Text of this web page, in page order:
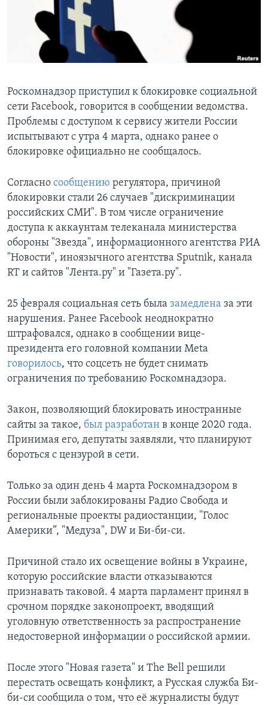
Learning English
СОЦИАЛЬНЫЕ СЕТИ
Языки
Роскомнадзор приступил к блокировке социальной
сети Facebook, говорится в сообщении ведомства.
Проблемы с доступом к сервису жители России
испытывают с утра 4 марта, однако ранее о
блокировке официально не сообщалось.
Согласно сообщению регулятора, причиной
блокировки стали 26 случаев "дискриминации
российских СМИ". В том числе ограничение
доступа к аккаунтам телеканала министерства
обороны "Звезда", информационного агентства РИА
"Новости", иноязычного агентства Sputnik, канала
RT и сайтов "Лента.ру" и "Газета.ру".
25 февраля социальная сеть была замедлена за эти
нарушения. Ранее Facebook неоднократно
штрафовался, однако в сообщении вице-
президента его головной компании Meta
говорилось, что соцсеть не будет снимать
ограничения по требованию Роскомнадзора.
Закон, позволяющий блокировать иностранные
сайты за такое, был разработан в конце 2020 года.
Принимая его, депутаты заявляли, что планируют
бороться с цензурой в сети.
Только за один день 4 марта Роскомнадзором в
России были заблокированы Радио Свобода и
региональные проекты радиостанции, "Голос
Америки”, "Медуза", DW и Би-би-си.
Причиной стало их освещение войны в Украине,
которую российские власти отказываются
признавать таковой. 4 марта парламент принял в
срочном порядке законопроект, вводящий
уголовную ответственность за распространение
недостоверной информации о российской армии.
После этого "Новая газета" и The Bell решили
перестать освещать конфликт, а Русская служба Би-
би-си сообщила о том, что её журналисты будут